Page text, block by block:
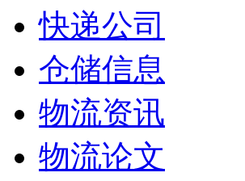
快递公司
仓储信息
物流资讯
物流论文